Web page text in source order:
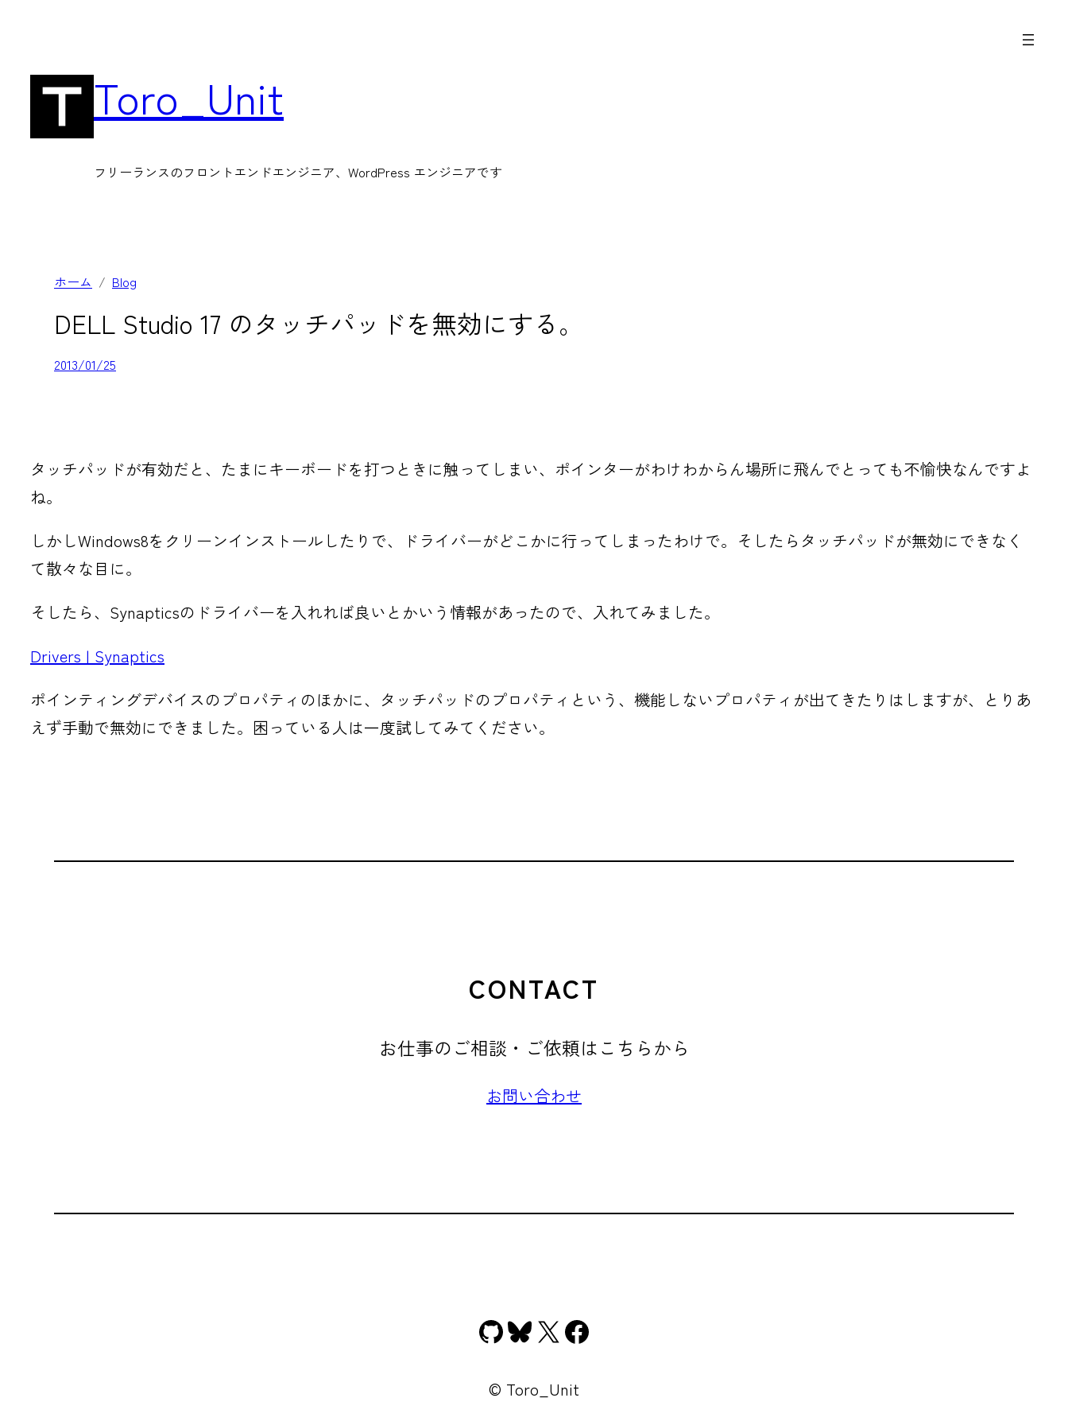
Toro_Unit
フリーランスのフロントエンドエンジニア、WordPress エンジニアです
ホーム Blog
DELL Studio 17 のタッチパッドを無効にする。
2013/01/25
タッチパッドが有効だと、たまにキーボードを打つときに触ってしまい、ポインターがわけわからん場所に飛んでとっても不愉快なんですよ
ね。
しかしWindows8をクリーンインストールしたりで、ドライバーがどこかに行ってしまったわけで。そしたらタッチパッドが無効にできなく
て散々な目に。
そしたら、Synapticsのドライバーを入れれば良いとかいう情報があったので、入れてみました。
Drivers | Synaptics
ポインティングデバイスのプロパティのほかに、タッチパッドのプロパティという、機能しないプロパティが出てきたりはしますが、とりあ
えず手動で無効にできました。困っている人は一度試してみてください。
CONTACT
お仕事のご相談・ご依頼はこちらから
お問い合わせ
GitHub
Bluesky
X Facebook
© Toro_Unit